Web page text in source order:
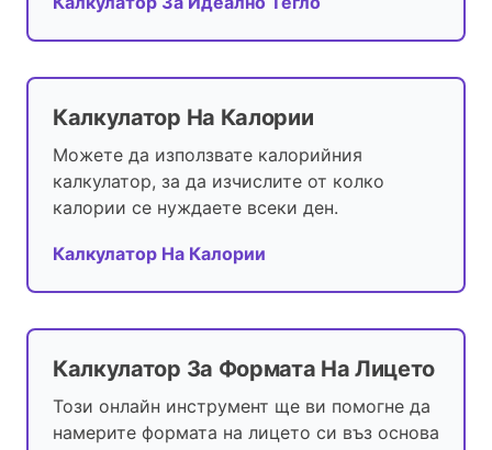
Калкулатор На Калории
Можете да използвате калорийния
калкулатор, за да изчислите от колко
калории се нуждаете всеки ден.
Калкулатор На Калории
Калкулатор За Формата На Лицето
Този онлайн инструмент ще ви помогне да
намерите формата на лицето си въз основа